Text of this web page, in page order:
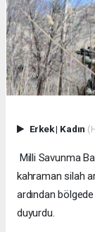
Erkek| Kadın
Milli Savunma
kahraman silah
ardından
duyurdu.